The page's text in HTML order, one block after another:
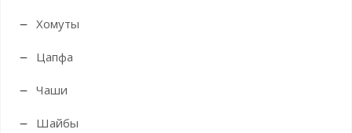
Хомуты
Цапфа
Чаши
Шайбы